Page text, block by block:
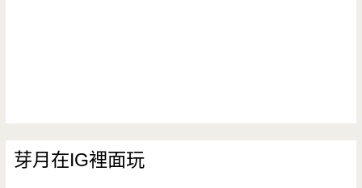
芽月在IG裡面玩